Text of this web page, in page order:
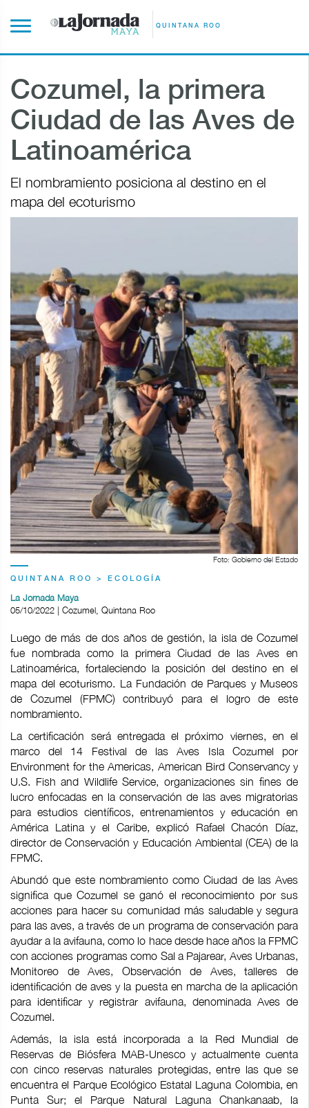
QUINTANA ROO
Cozumel, la primera
Ciudad de las Aves de
Latinoamérica
El nombramiento posiciona al destino en el
mapa del ecoturismo
Foto: Gobierno del Estado
QUINTANA ROO > ECOLOGÍA
La Jornada Maya
05/10/2022 | Cozumel, Quintana Roo
Luego de más de dos años de gestión, la isla de Cozumel
fue nombrada como la primera Ciudad de las Aves en
Latinoamérica, fortaleciendo la posición del destino en el
mapa del ecoturismo. La Fundación de Parques y Museos
de Cozumel (FPMC) contribuyó para el logro de este
nombramiento.
La certificación será entregada el próximo viernes, en el
marco del 14 Festival de las Aves Isla Cozumel por
Environment for the Americas, American Bird Conservancy y
U.S. Fish and Wildlife Service, organizaciones sin fines de
lucro enfocadas en la conservación de las aves migratorias
para estudios científicos, entrenamientos y educación en
América Latina y el Caribe, explicó Rafael Chacón Díaz,
director de Conservación y Educación Ambiental (CEA) de la
FPMC.
Abundó que este nombramiento como Ciudad de las Aves
significa que Cozumel se ganó el reconocimiento por sus
acciones para hacer su comunidad más saludable y segura
para las aves, a través de un programa de conservación para
ayudar a la avifauna, como lo hace desde hace años la FPMC
con acciones programas como Sal a Pajarear, Aves Urbanas,
Monitoreo de Aves, Observación de Aves, talleres de
identificación de aves y la puesta en marcha de la aplicación
para identificar y registrar avifauna, denominada Aves de
Cozumel.
Además, la isla está incorporada a la Red Mundial de
Reservas de Biósfera MAB-Unesco y actualmente cuenta
con cinco reservas naturales protegidas, entre las que se
encuentra el Parque Ecológico Estatal Laguna Colombia, en
Punta Sur; el Parque Natural Laguna Chankanaab, la